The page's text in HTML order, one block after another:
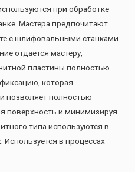
при обработке
Мастера предпочитают
с шлифовальными станками
отдается мастеру,
пластины полностью
которая
позволяет полностью
поверхность и минимизируя
типа используются в
в процессах